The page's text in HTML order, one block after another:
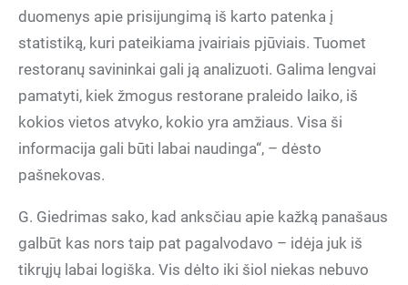
duomenys apie prisijungimą iš karto patenka į
statistiką, kuri pateikiama įvairiais pjūviais. Tuomet
restoranų savininkai gali ją analizuoti. Galima lengvai
pamatyti, kiek žmogus restorane praleido laiko, iš
kokios vietos atvyko, kokio yra amžiaus. Visa ši
informacija gali būti labai naudinga“, – dėsto
pašnekovas.
G. Giedrimas sako, kad anksčiau apie kažką panašaus
galbūt kas nors taip pat pagalvodavo – idėja juk iš
tikrųjų labai logiška. Vis dėlto iki šiol niekas nebuvo